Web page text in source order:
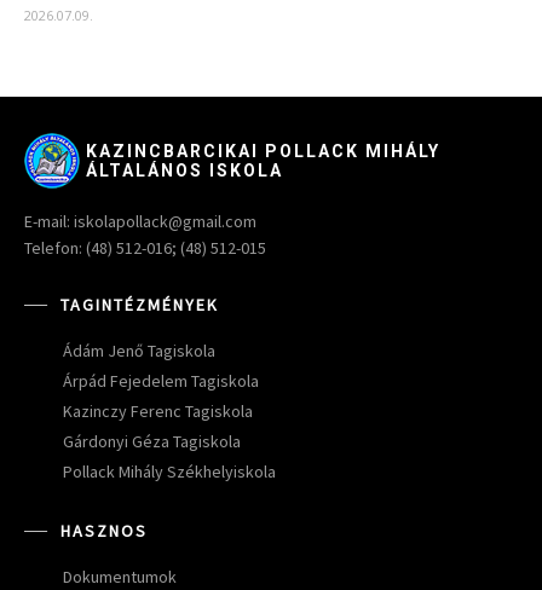
2026.07.09.
KAZINCBARCIKAI POLLACK MIHÁLY
ÁLTALÁNOS ISKOLA
E-mail: iskolapollack@gmail.com
Telefon: (48) 512-016; (48) 512-015
TAGINTÉZMÉNYEK
Ádám Jenő Tagiskola
Árpád Fejedelem Tagiskola
Kazinczy Ferenc Tagiskola
Gárdonyi Géza Tagiskola
Pollack Mihály Székhelyiskola
HASZNOS
Dokumentumok